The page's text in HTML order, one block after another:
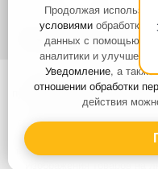
Задать вопрос Контакты
Интернет-сайт носит
публичной офертой,
Гражданского кодекса
стоимости товаров,
быть изменена в
может отличаться от
Изображения товаров на
Продолжая
условиями обработки
данных с помощью
аналитики и улучшения
Уведомление, а
отношении обработки
действия